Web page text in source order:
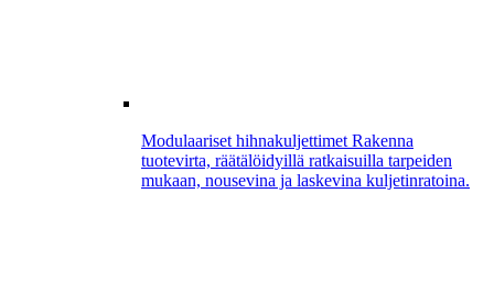
Modulaariset hihnakuljettimet Rakenna
tuotevirta, räätälöidyillä ratkaisuilla tarpeiden
mukaan, nousevina ja laskevina kuljetinratoina.